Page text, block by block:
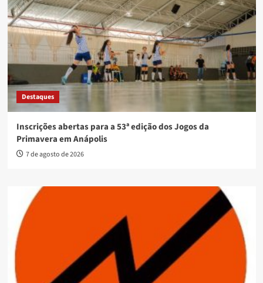
Destaques
Inscrições abertas para a 53ª edição dos Jogos da
Primavera em Anápolis
7 de agosto de 2026